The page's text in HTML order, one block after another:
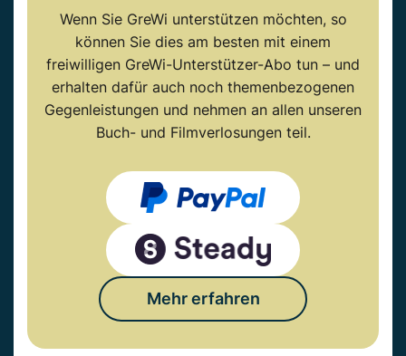
Wenn Sie GreWi unterstützen möchten, so
können Sie dies am besten mit einem
freiwilligen GreWi-Unterstützer-Abo tun – und
erhalten dafür auch noch themenbezogenen
Gegenleistungen und nehmen an allen unseren
Buch- und Filmverlosungen teil.
Mehr erfahren